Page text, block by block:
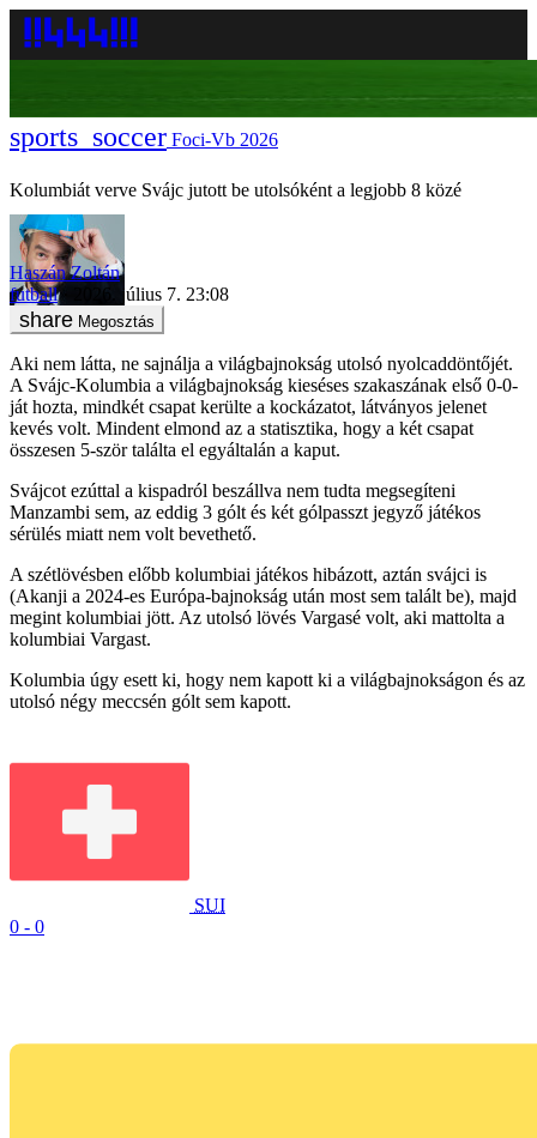
Foci-Vb 2026
Kolumbiát verve Svájc jutott be utolsóként a legjobb 8 közé
Haszán Zoltán
futball
2026. július 7. 23:08
Megosztás
Aki nem látta, ne sajnálja a világbajnokság utolsó nyolcaddöntőjét.
A Svájc-Kolumbia a világbajnokság kieséses szakaszának első 0-0-
ját hozta, mindkét csapat kerülte a kockázatot, látványos jelenet
kevés volt. Mindent elmond az a statisztika, hogy a két csapat
összesen 5-ször találta el egyáltalán a kaput.
Svájcot ezúttal a kispadról beszállva nem tudta megsegíteni
Manzambi sem, az eddig 3 gólt és két gólpasszt jegyző játékos
sérülés miatt nem volt bevethető.
A szétlövésben előbb kolumbiai játékos hibázott, aztán svájci is
(Akanji a 2024-es Európa-bajnokság után most sem talált be), majd
megint kolumbiai jött. Az utolsó lövés Vargasé volt, aki mattolta a
kolumbiai Vargast.
Kolumbia úgy esett ki, hogy nem kapott ki a világbajnokságon és az
utolsó négy meccsén gólt sem kapott.
SUI
0 - 0